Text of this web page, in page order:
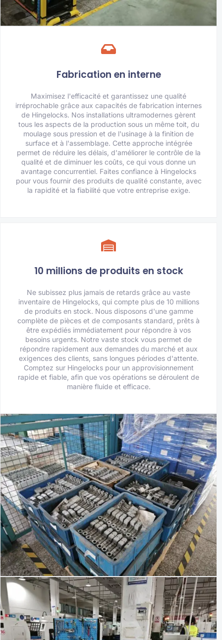
Fabrication en interne
Maximisez l'efficacité et garantissez une qualité
irréprochable grâce aux capacités de fabrication internes
de Hingelocks. Nos installations ultramodernes gèrent
tous les aspects de la production sous un même toit, du
moulage sous pression et de l'usinage à la finition de
surface et à l'assemblage. Cette approche intégrée
permet de réduire les délais, d'améliorer le contrôle de la
qualité et de diminuer les coûts, ce qui vous donne un
avantage concurrentiel. Faites confiance à Hingelocks
pour vous fournir des produits de qualité constante, avec
la rapidité et la fiabilité que votre entreprise exige.
10 millions de produits en stock
Ne subissez plus jamais de retards grâce au vaste
inventaire de Hingelocks, qui compte plus de 10 millions
de produits en stock. Nous disposons d'une gamme
complète de pièces et de composants standard, prêts à
être expédiés immédiatement pour répondre à vos
besoins urgents. Notre vaste stock vous permet de
répondre rapidement aux demandes du marché et aux
exigences des clients, sans longues périodes d'attente.
Comptez sur Hingelocks pour un approvisionnement
rapide et fiable, afin que vos opérations se déroulent de
manière fluide et efficace.